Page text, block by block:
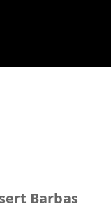
Barbas